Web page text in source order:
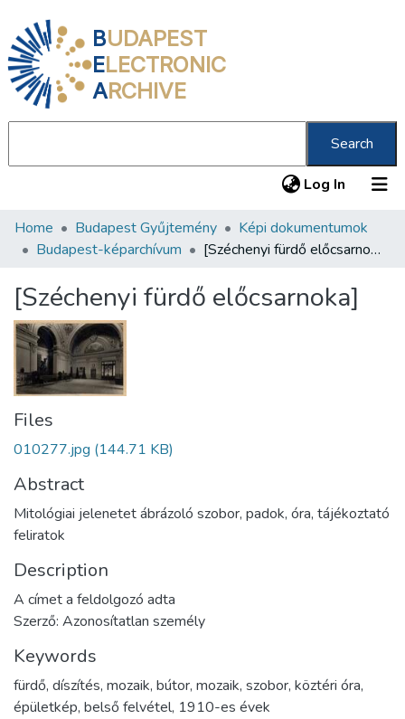
BUDAPEST
ELECTRONIC
ARCHIVE
Search
Log In (current)
Communities & Collections
Statistics
About us
Home Budapest Gyűjtemény
Képi dokumentumok
Budapest-képarchívum
[Széchenyi fürdő előcsarnoka]
[Széchenyi fürdő előcsarnoka]
Files
010277.jpg (144.71 KB)
Abstract
Mitológiai jelenetet ábrázoló szobor, padok, óra, tájékoztató
feliratok
Description
A címet a feldolgozó adta
Szerző: Azonosítatlan személy
Keywords
fürdő, díszítés, mozaik, bútor, mozaik, szobor, köztéri óra,
épületkép, belső felvétel, 1910-es évek